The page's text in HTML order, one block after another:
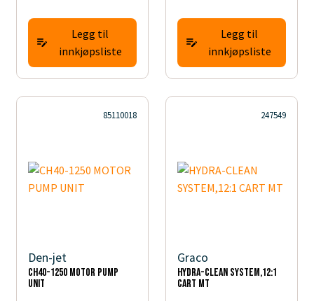
Legg til
innkjøpsliste
Legg til
innkjøpsliste
85110018
Den-jet
CH40-1250 MOTOR PUMP
UNIT
247549
Graco
HYDRA-CLEAN SYSTEM,12:1
CART MT